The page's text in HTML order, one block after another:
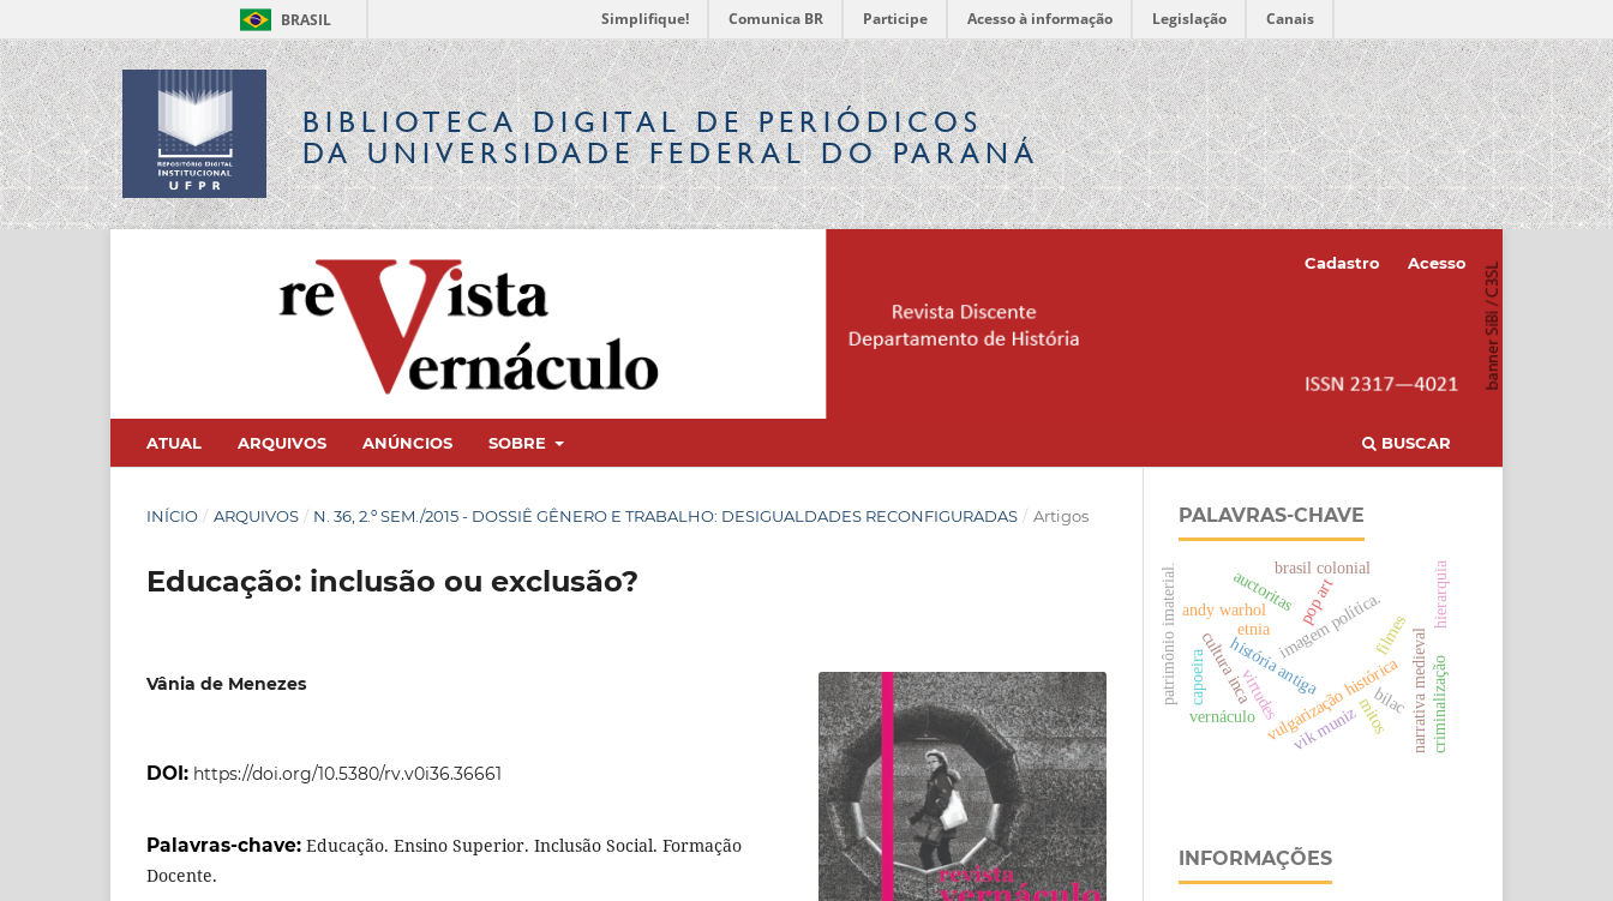
BRASIL Simplifique! Comunica BR Participe Acesso à informação Legislação Canais
BIBLIOTECA DIGITALDE PERIÓDICOS
DA UNIVERSIDADE FEDERAL DO PARANÁ
ATUAL ARQUIVOS ANÚNCIOS SOBRE BUSCAR
Cadastro Acesso
INÍCIO / ARQUIVOS / N. 36, 2.º SEM./2015 - DOSSIÊ GÊNERO E TRABALHO: DESIGUALDADES RECONFIGURADAS / Artigos
Educação: inclusão ou exclusão?
Vânia de Menezes
DOI: https://doi.org/10.5380/rv.v0i36.36661
Palavras-chave: Educação. Ensino Superior. Inclusão Social. Formação
Docente.
PALAVRAS-CHAVE
andy warhol
história antiga
vulgarização histórica
bilac
auctoritas
virtudes
imagem política.
vik muniz
pop art
vernáculo
filmesnarrativa medieval
cultura inca
mitos
etnia
capoeira criminalização
patrimônio imaterial. brasil colonial hierarquia
INFORMAÇÕES